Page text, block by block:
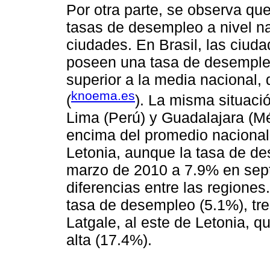
Por otra parte, se observa
tasas de desempleo a nivel
ciudades. En Brasil, las
poseen una tasa de
superior a la media nacional,
(knoema.es). La misma
Lima (Perú) y Guadalajara
encima del promedio
Letonia, aunque la tasa de
marzo de 2010 a 7.9% en
diferencias entre las
tasa de desempleo (5.1%),
Latgale, al este de Letonia,
alta (17.4%).